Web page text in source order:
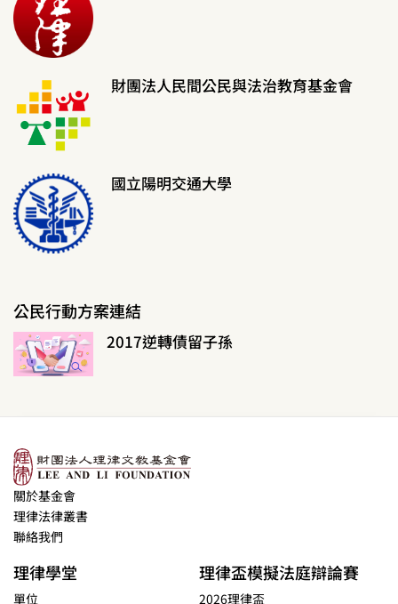
財團法人民間公民與法治教育基金會
國立陽明交通大學
公民行動方案連結
2017逆轉債留子孫
關於基金會
理律法律叢書
聯絡我們
理律學堂
單位
理律盃模擬法庭辯論賽
2026理律盃